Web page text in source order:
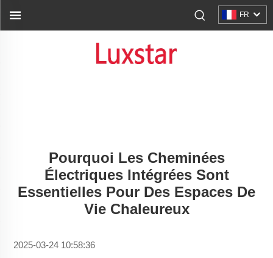
FR
Pourquoi Les Cheminées
Électriques Intégrées Sont
Essentielles Pour Des Espaces De
Vie Chaleureux
2025-03-24 10:58:36